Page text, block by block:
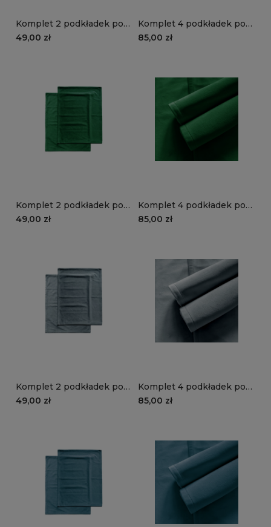
Komplet 2 podkładek pod
talerze VELVET VE2226 |
49,00 zł
Komplet 4 podkładek pod
talerze VELVET VE2226 |
85,00 zł
Komplet 2 podkładek pod
talerze VELVET VE2225 |
49,00 zł
Komplet 4 podkładek pod
talerze VELVET VE2225 |
85,00 zł
Komplet 2 podkładek pod
talerze VELVET VE2224 |
49,00 zł
Komplet 4 podkładek pod
talerze VELVET VE2224 |
85,00 zł